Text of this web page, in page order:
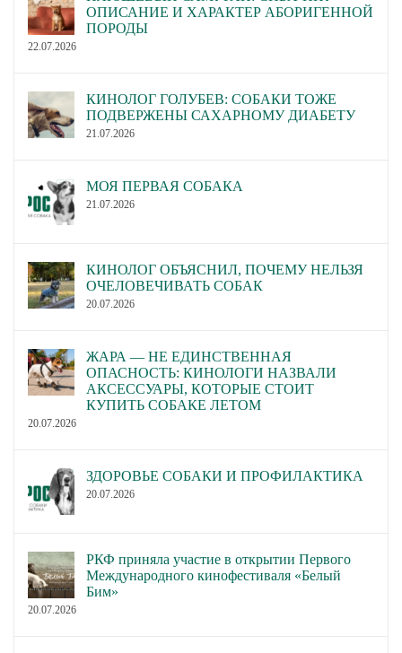
ОПИСАНИЕ И ХАРАКТЕР АБОРИГЕННОЙ
ПОРОДЫ
22.07.2026
КИНОЛОГ ГОЛУБЕВ: СОБАКИ ТОЖЕ
ПОДВЕРЖЕНЫ САХАРНОМУ ДИАБЕТУ
21.07.2026
МОЯ ПЕРВАЯ СОБАКА
21.07.2026
КИНОЛОГ ОБЪЯСНИЛ, ПОЧЕМУ НЕЛЬЗЯ
ОЧЕЛОВЕЧИВАТЬ СОБАК
20.07.2026
ЖАРА — НЕ ЕДИНСТВЕННАЯ
ОПАСНОСТЬ: КИНОЛОГИ НАЗВАЛИ
АКСЕССУАРЫ, КОТОРЫЕ СТОИТ
КУПИТЬ СОБАКЕ ЛЕТОМ
20.07.2026
ЗДОРОВЬЕ СОБАКИ И ПРОФИЛАКТИКА
20.07.2026
РКФ приняла участие в открытии Первого
Международного кинофестиваля «Белый
Бим»
20.07.2026